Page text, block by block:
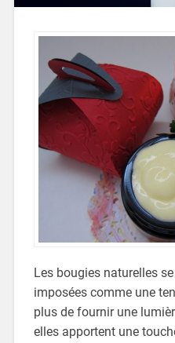
Les bougies naturelles
imposées comme une
plus de fournir une
elles apportent une